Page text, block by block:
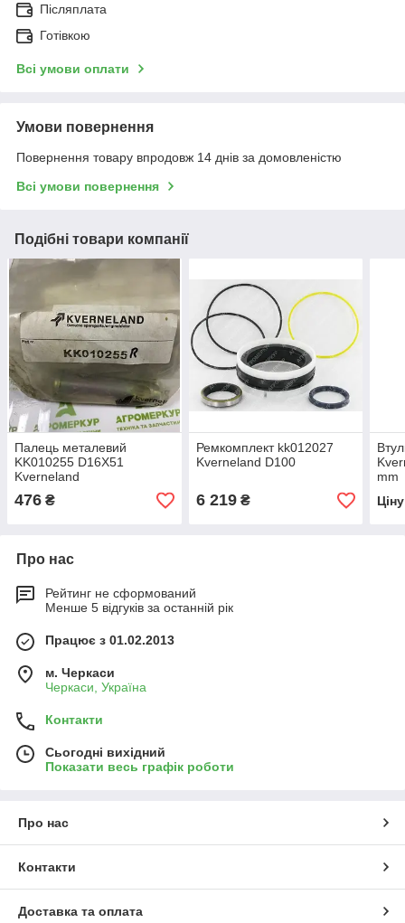
Післяплата
Готівкою
Всі умови оплати
Умови повернення
Повернення товару впродовж 14 днів за домовленістю
Всі умови повернення
Подібні товари компанії
Палець металевий
KK010255 D16X51
Kverneland
476 ₴
Ремкомплект kk012027
Kverneland D100
6 219₴
mm
Про нас
Рейтинг не сформований
Менше 5 відгуків за останній рік
Працює з 01.02.2013
м. Черкаси
Черкаси, Україна
Контакти
Сьогодні вихідний
Показати весь графік роботи
Про нас
Контакти
Доставка та оплата